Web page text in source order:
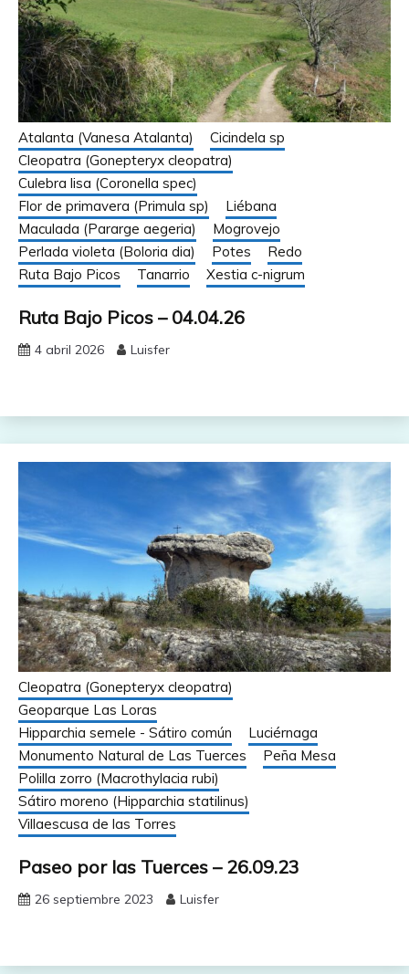
Atalanta (Vanesa Atalanta)
Cicindela sp
Cleopatra (Gonepteryx cleopatra)
Culebra lisa (Coronella spec)
Flor de primavera (Primula sp)
Liébana
Maculada (Pararge aegeria)
Mogrovejo
Perlada violeta (Boloria dia)
Potes
Redo
Ruta Bajo Picos
Tanarrio Xestia c-nigrum
Ruta Bajo Picos – 04.04.26
4 abril 2026 Luisfer
Cleopatra (Gonepteryx cleopatra)
Geoparque Las Loras
Hipparchia semele - Sátiro común
Luciérnaga
Monumento Natural de Las Tuerces
Peña Mesa
Polilla zorro (Macrothylacia rubi)
Sátiro moreno (Hipparchia statilinus)
Villaescusa de las Torres
Paseo por las Tuerces – 26.09.23
26 septiembre 2023 Luisfer